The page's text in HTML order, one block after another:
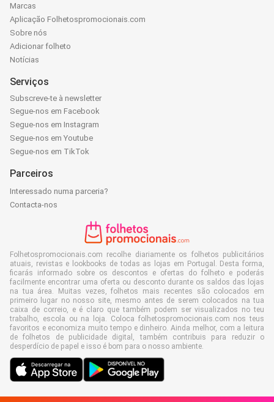
Marcas
Aplicação Folhetospromocionais.com
Sobre nós
Adicionar folheto
Notícias
Serviços
Subscreve-te à newsletter
Segue-nos em Facebook
Segue-nos em Instagram
Segue-nos em Youtube
Segue-nos em TikTok
Parceiros
Interessado numa parceria?
Contacta-nos
Folhetospromocionais.com recolhe diariamente os folhetos publicitários
atuais, revistas e lookbooks de todas as lojas em Portugal. Desta forma,
ficarás informado sobre os descontos e ofertas do folheto e poderás
facilmente encontrar uma oferta ou desconto durante os saldos das lojas
na tua área. Muitas vezes, folhetos mais recentes são colocados em
primeiro lugar no nosso site, mesmo antes de serem colocados na tua
caixa de correio, e é claro que também podem ser visualizados no teu
trabalho, escola ou na loja. Coloca folhetospromocionais.com nos teus
favoritos e economiza muito tempo e dinheiro. Ainda melhor, com a leitura
de folhetos de publicidade digital, também contribuis para reduzir o
desperdício de papel e isso é bom para o nosso ambiente.